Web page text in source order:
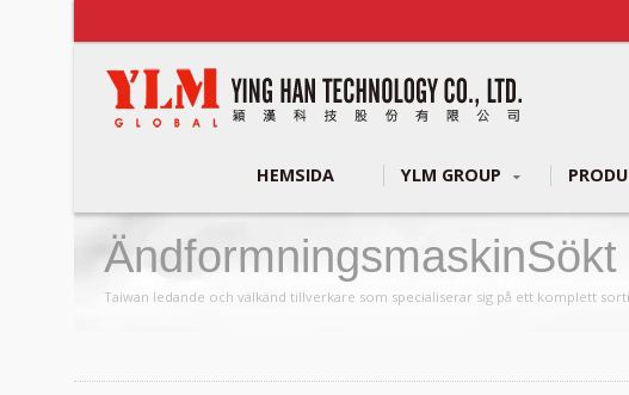
HEMSIDA YLM GROUP
Tillverkare | YLM Group
Taiwan ledande och välkänd tillverkare som specialiserar sig på ett komplett